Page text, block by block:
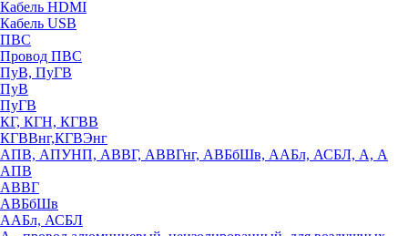
Кабель HDMI
Кабель USB
ПВС
Провод ПВС
ПуВ, ПуГВ
ПуВ
ПуГВ
КГ, КГН, КГВВ
КГВВнг,КГВЭнг
АПВ, АПУНП, АВВГ, АВВГнг, АВБбШв, ААБл, АСБЛ, А, А
АПВ
АВВГ
АВБбШв
ААБл, АСБЛ